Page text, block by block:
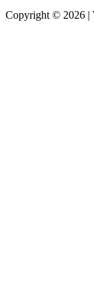
Copyright © 2026 |